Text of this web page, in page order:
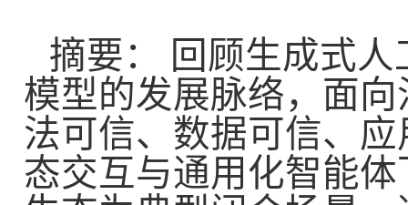
摘要：
回顾生成式
模型的发展脉络，面
法可信、数据可信、
态交互与通用化智能